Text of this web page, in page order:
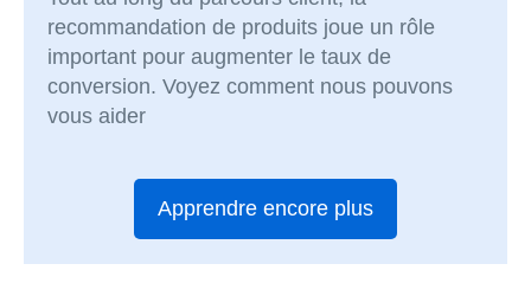
recommandation de produits joue un rôle
important pour augmenter le taux de
conversion. Voyez comment nous pouvons
vous aider
Apprendre encore plus